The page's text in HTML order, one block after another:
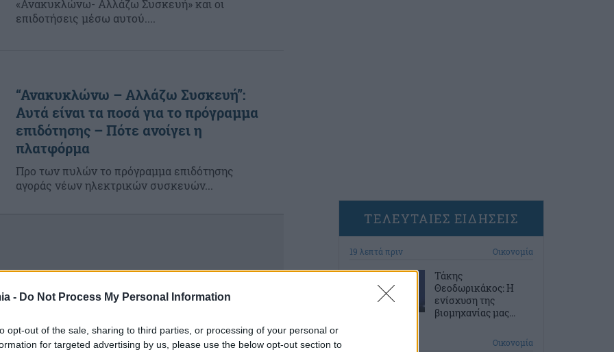
- Do Not Process My Personal Information
opt-out of the sale, sharing to third parties, or processing of your personal or
for targeted advertising by us, please use the below opt-out section to
«Ανακυκλώνω- Αλλάζω Συσκευή» και οι
επιδοτήσεις μέσω αυτού....
“Ανακυκλώνω – Αλλάζω Συσκευή”:
Αυτά είναι τα ποσά για το πρόγραμμα
επιδότησης – Πότε ανοίγει η
πλατφόρμα
Προ των πυλών το πρόγραμμα επιδότησης
αγοράς νέων ηλεκτρικών συσκευών...
ΤΕΛΕΥΤΑΙΕΣ ΕΙΔΗΣΕΙΣ
19 λεπτά πριν Οικονομία
Τάκης
Θεοδωρικάκος: Η
ενίσχυση της
βιομηχανίας μας...
Οικονομία